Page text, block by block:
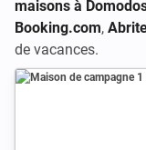
maisons à
Booking.com,
de vacances.